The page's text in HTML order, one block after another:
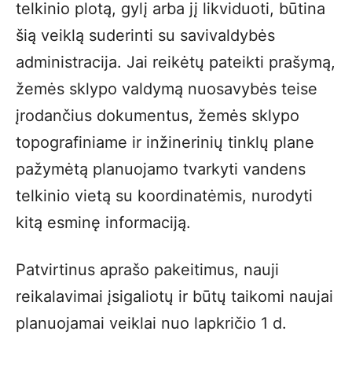
telkinio plotą, gylį arba jį likviduoti, būtina
šią veiklą suderinti su savivaldybės
administracija. Jai reikėtų pateikti prašymą,
žemės sklypo valdymą nuosavybės teise
įrodančius dokumentus, žemės sklypo
topografiniame ir inžinerinių tinklų plane
pažymėtą planuojamo tvarkyti vandens
telkinio vietą su koordinatėmis, nurodyti
kitą esminę informaciją.
Patvirtinus aprašo pakeitimus, nauji
reikalavimai įsigaliotų ir būtų taikomi naujai
planuojamai veiklai nuo lapkričio 1 d.